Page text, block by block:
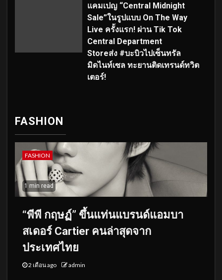
แคมเปญ “Central Midnight
Sale”ในรูปแบบ On The Way
Live ครั้งแรก! ผ่าน Tik Tok
Central Department
Storeส่ง #บะบิวไปเซ็นทรัล
มิดไนท์เซล ทะยานติดเทรนด์ทวิต
เตอร์!
FASHION
FASHION
1 min read
“พีพี กฤษฏ์” ขึ้นแท่นแบรนด์แอมบา
สเดอร์ Cartier คนล่าสุดจาก
ประเทศไทย
2 เดือน ago admin